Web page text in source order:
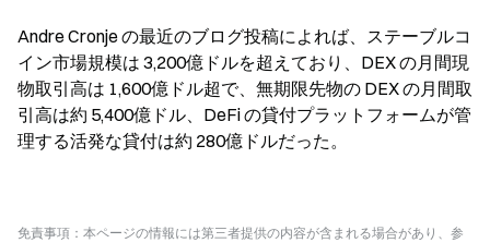
Andre Cronje の最近のブログ投稿によれば、ステーブルコ
イン市場規模は 3,200億ドルを超えており、DEX の月間現
物取引高は 1,600億ドル超で、無期限先物の DEX の月間取
引高は約 5,400億ドル、DeFi の貸付プラットフォームが管
理する活発な貸付は約 280億ドルだった。
免責事項：本ページの情報には第三者提供の内容が含まれる場合があり、参